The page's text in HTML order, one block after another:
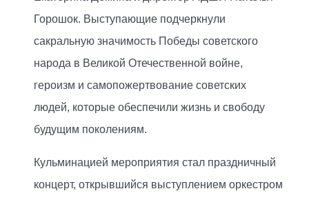
Горошок. Выступающие подчеркнули
сакральную значимость Победы советского
народа в Великой Отечественной войне,
героизм и самопожертвование советских
людей, которые обеспечили жизнь и свободу
будущим поколениям.
Кульминацией мероприятия стал праздничный
концерт, открывшийся выступлением оркестром